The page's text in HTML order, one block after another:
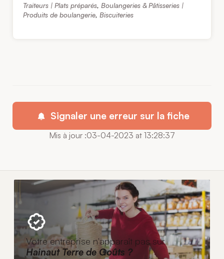
Traiteurs | Plats préparés, Boulangeries & Pâtisseries |
Produits de boulangerie, Biscuiteries
Signaler une erreur sur la fiche
Mis à jour :03-04-2023 at 13:28:37
Votre entreprise n'apparaît pas sur
Hainaut Terre de Goûts ?